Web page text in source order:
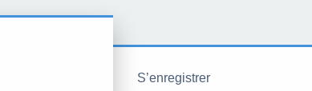
S’enregistrer